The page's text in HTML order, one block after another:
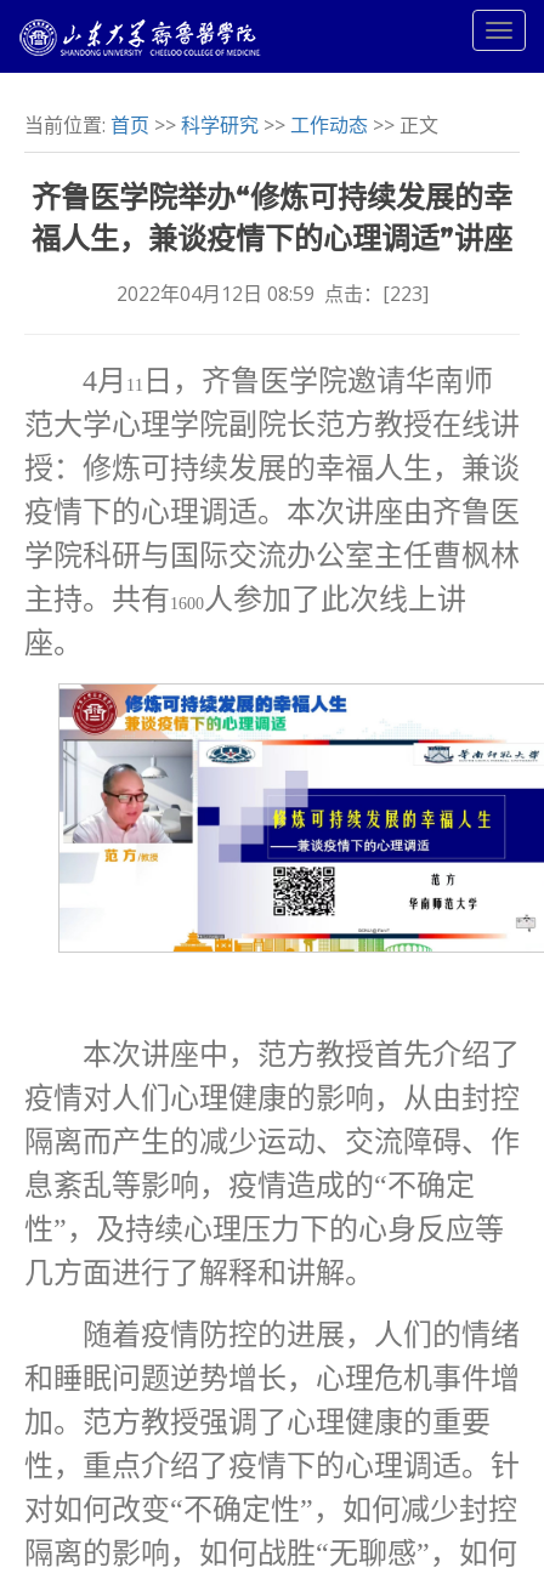
当前位置: 首页 >>科学研究 >>工作动态 >> 正文
齐鲁医学院举办“修炼可持续发展的幸
福人生，兼谈疫情下的心理调适”讲座
2022年04月12日 08:59 点击：[223]
4月 11 日，齐鲁医学院邀请华南师
范大学心理学院副院长范方教授在线讲
授：修炼可持续发展的幸福人生，兼谈
疫情下的心理调适。本次讲座由齐鲁医
学院科研与国际交流办公室主任曹枫林
主持。共有1600 人参加了此次线上讲
座。
本次讲座中，范方教授首先介绍了
疫情对人们心理健康的影响，从由封控
隔离而产生的减少运动、交流障碍、作
息紊乱等影响，疫情造成的“不确定
性”，及持续心理压力下的心身反应等
几方面进行了解释和讲解。
随着疫情防控的进展，人们的情绪
和睡眠问题逆势增长，心理危机事件增
加。范方教授强调了心理健康的重要
性，重点介绍了疫情下的心理调适。针
对如何改变“不确定性”，如何减少封控
隔离的影响，如何战胜“无聊感”，如何